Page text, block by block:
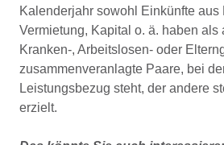
Kalenderjahr sowohl Einkünfte aus
Vermietung, Kapital o. ä. haben als
Kranken-, Arbeitslosen- oder
zusammenveranlagte Paare, bei
Leistungsbezug steht, der andere
erzielt.